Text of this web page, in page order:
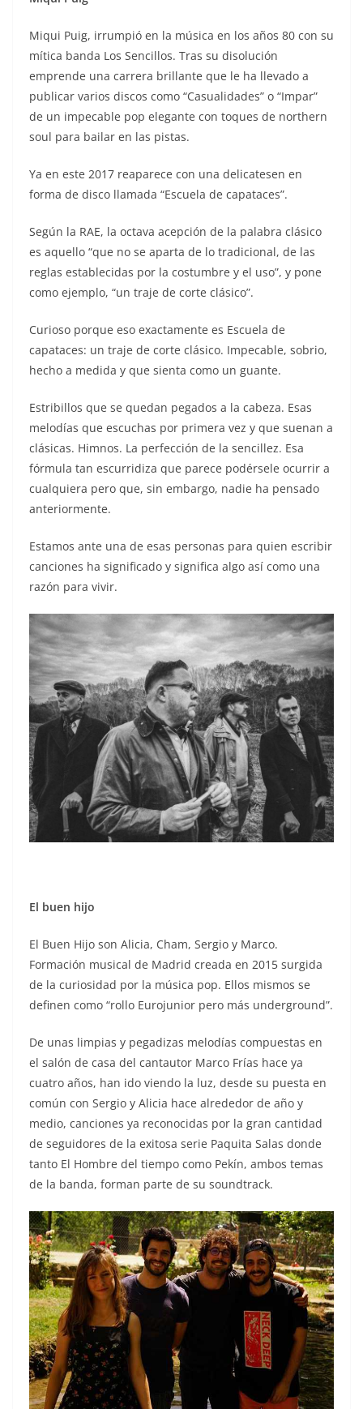
Miqui Puig, irrumpió en la música en los años 80 con su
mítica banda Los Sencillos. Tras su disolución
emprende una carrera brillante que le ha llevado a
publicar varios discos como “Casualidades” o “Impar”
de un impecable pop elegante con toques de northern
soul para bailar en las pistas.
Ya en este 2017 reaparece con una delicatesen en
forma de disco llamada “Escuela de capataces”.
Según la RAE, la octava acepción de la palabra clásico
es aquello “que no se aparta de lo tradicional, de las
reglas establecidas por la costumbre y el uso”, y pone
como ejemplo, “un traje de corte clásico”.
Curioso porque eso exactamente es Escuela de
capataces: un traje de corte clásico. Impecable, sobrio,
hecho a medida y que sienta como un guante.
Estribillos que se quedan pegados a la cabeza. Esas
melodías que escuchas por primera vez y que suenan a
clásicas. Himnos. La perfección de la sencillez. Esa
fórmula tan escurridiza que parece podérsele ocurrir a
cualquiera pero que, sin embargo, nadie ha pensado
anteriormente.
Estamos ante una de esas personas para quien escribir
canciones ha significado y significa algo así como una
razón para vivir.
El buen hijo
El Buen Hijo son Alicia, Cham, Sergio y Marco.
Formación musical de Madrid creada en 2015 surgida
de la curiosidad por la música pop. Ellos mismos se
definen como “rollo Eurojunior pero más underground”.
De unas limpias y pegadizas melodías compuestas en
el salón de casa del cantautor Marco Frías hace ya
cuatro años, han ido viendo la luz, desde su puesta en
común con Sergio y Alicia hace alrededor de año y
medio, canciones ya reconocidas por la gran cantidad
de seguidores de la exitosa serie Paquita Salas donde
tanto El Hombre del tiempo como Pekín, ambos temas
de la banda, forman parte de su soundtrack.